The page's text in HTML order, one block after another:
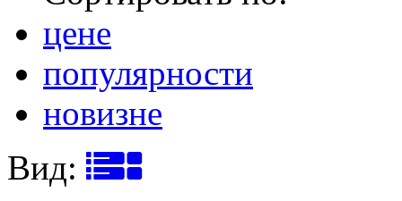
цене
популярности
новизне
Вид: